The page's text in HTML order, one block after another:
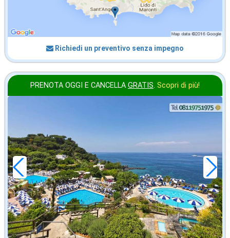
Richiedi un preventivo senza impegno
PRENOTA OGGI E CANCELLA GRATIS. Scopri di più!
in offerta da
€75,00
a notte